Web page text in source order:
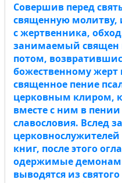
Совершив перед
священную молитву,
с жертвенника,
занимаемый
потом,
божественному жерт
священное пение
церковным клиром,
вместе с ним в
славословия. Вслед
книг, после этого
одержимые
выводятся из